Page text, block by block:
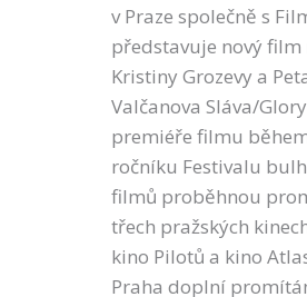
v Praze společně s
představuje nový film
Kristiny Grozevy a
Valčanova Sláva/
premiéře filmu
ročníku Festivalu
filmů proběhnou
třech pražských
kino Pilotů a kino
Praha doplní